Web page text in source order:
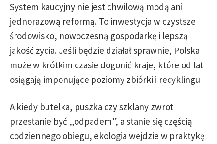
System kaucyjny nie jest chwilową modą ani
jednorazową reformą. To inwestycja w czystsze
środowisko, nowoczesną gospodarkę i lepszą
jakość życia. Jeśli będzie działał sprawnie, Polska
może w krótkim czasie dogonić kraje, które od lat
osiągają imponujące poziomy zbiórki i recyklingu.
A kiedy butelka, puszka czy szklany zwrot
przestanie być „odpadem”, a stanie się częścią
codziennego obiegu, ekologia wejdzie w praktykę